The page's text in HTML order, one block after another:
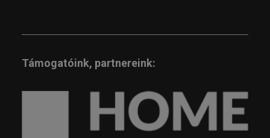
Támogatóink, partnereink: